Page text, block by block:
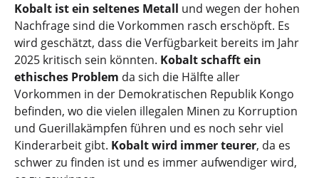
Kobalt ist ein seltenes Metall und wegen der hohen
Nachfrage sind die Vorkommen rasch erschöpft. Es
wird geschätzt, dass die Verfügbarkeit bereits im Jahr
2025 kritisch sein könnten. Kobalt schafft ein
ethisches Problem da sich die Hälfte aller
Vorkommen in der Demokratischen Republik Kongo
befinden, wo die vielen illegalen Minen zu Korruption
und Guerillakämpfen führen und es noch sehr viel
Kinderarbeit gibt. Kobalt wird immer teurer, da es
schwer zu finden ist und es immer aufwendiger wird,